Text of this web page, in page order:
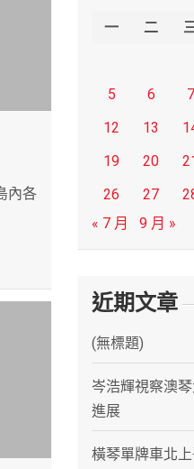
內各
一 二
5
6 7
12
13
19
20
26
27
« 7 月
9 月 »
近期文章
(無標題)
岑浩輝視察澳
進展
橫琴單牌車北